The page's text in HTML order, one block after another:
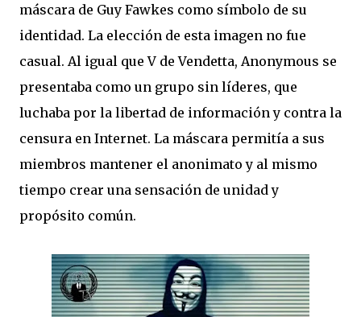
máscara de Guy Fawkes como símbolo de su
identidad. La elección de esta imagen no fue
casual. Al igual que V de Vendetta, Anonymous se
presentaba como un grupo sin líderes, que
luchaba por la libertad de información y contra la
censura en Internet. La máscara permitía a sus
miembros mantener el anonimato y al mismo
tiempo crear una sensación de unidad y
propósito común.